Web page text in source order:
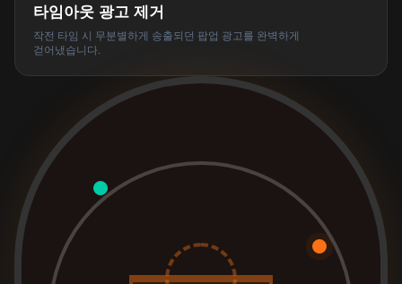
타임아웃 광고 제거
작전 타임 시 무분별하게 송출되던 팝업 광고를 완벽하게
걷어냈습니다.